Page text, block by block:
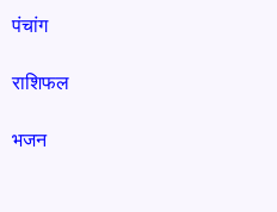
पंचांग
राशिफल
भजन